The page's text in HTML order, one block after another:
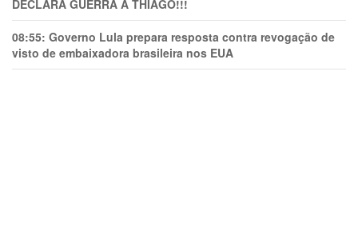
DECLARA GUERRA A THIAGO!!!
08:55: Governo Lula prepara resposta contra revogação de
visto de embaixadora brasileira nos EUA